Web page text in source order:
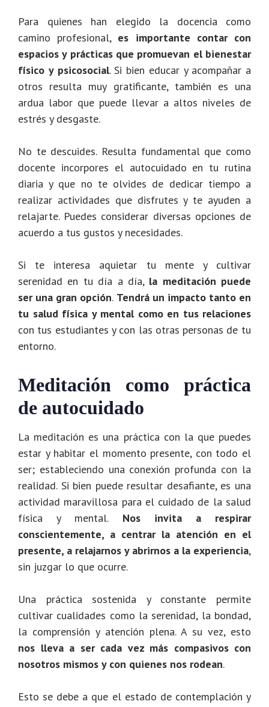
Para quienes han elegido la docencia como
camino profesional, es importante contar con
espacios y prácticas que promuevan el bienestar
físico y psicosocial. Si bien educar y acompañar a
otros resulta muy gratificante, también es una
ardua labor que puede llevar a altos niveles de
estrés y desgaste.
No te descuides. Resulta fundamental que como
docente incorpores el autocuidado en tu rutina
diaria y que no te olvides de dedicar tiempo a
realizar actividades que disfrutes y te ayuden a
relajarte. Puedes considerar diversas opciones de
acuerdo a tus gustos y necesidades.
Si te interesa aquietar tu mente y cultivar
serenidad en tu día a día, la meditación puede
ser una gran opción. Tendrá un impacto tanto en
tu salud física y mental como en tus relaciones
con tus estudiantes y con las otras personas de tu
entorno.
Meditación como práctica
de autocuidado
La meditación es una práctica con la que puedes
estar y habitar el momento presente, con todo el
ser; estableciendo una conexión profunda con la
realidad. Si bien puede resultar desafiante, es una
actividad maravillosa para el cuidado de la salud
física y mental. Nos invita a respirar
conscientemente, a centrar la atención en el
presente, a relajarnos y abrirnos a la experiencia,
sin juzgar lo que ocurre.
Una práctica sostenida y constante permite
cultivar cualidades como la serenidad, la bondad,
la comprensión y atención plena. A su vez, esto
nos lleva a ser cada vez más compasivos con
nosotros mismos y con quienes nos rodean.
Esto se debe a que el estado de contemplación y